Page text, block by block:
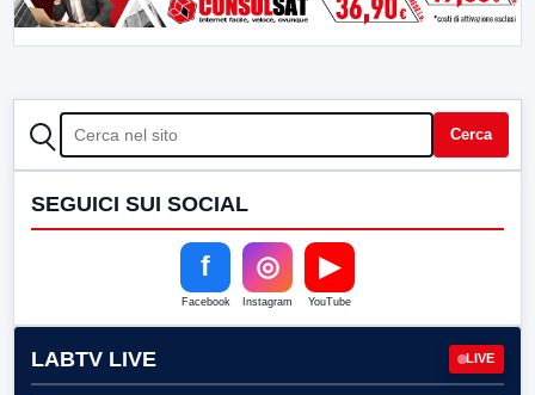
CERCA Cerca
SEGUICI SUI SOCIAL
f
Facebook
◎
Instagram
▶
YouTube
LABTV LIVE LIVE